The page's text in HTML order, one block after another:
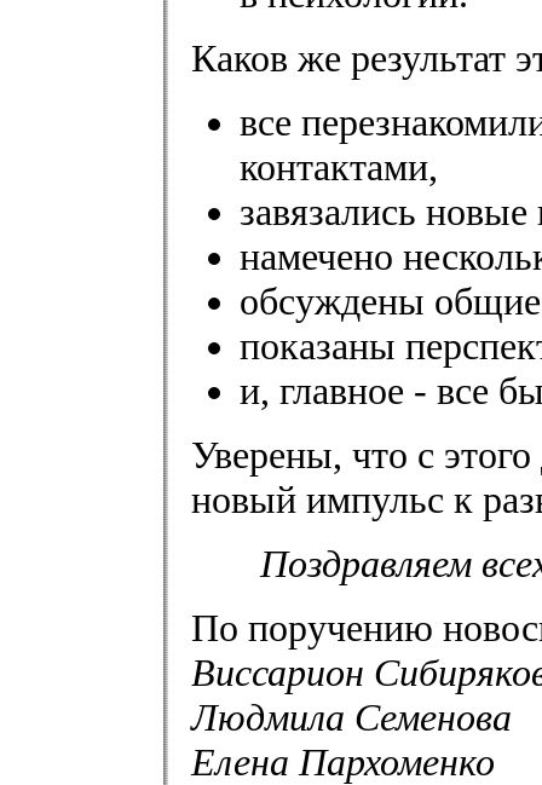
Каков же результат
все
контактами,
завязались
намечено
обсуждены
показаны
и, главное - все
Уверены, что с
новый импульс к
Поздравляем
По поручению
Виссарион
Людмила Семенова
Елена Пархоменко